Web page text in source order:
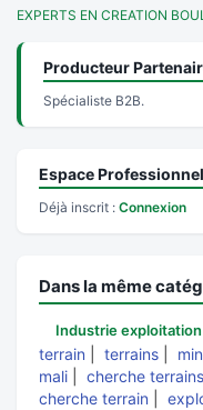
EXPERTS EN CREATION
Producteur
Spécialiste B2B.
Espace Professionnel
Déjà inscrit : Connexion
Dans la même
Industrie exploitation
terrain terrains
mali
cherche terrains
cherche terrain